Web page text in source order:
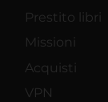
Prestito libri
Missioni
Acquisti
VPN